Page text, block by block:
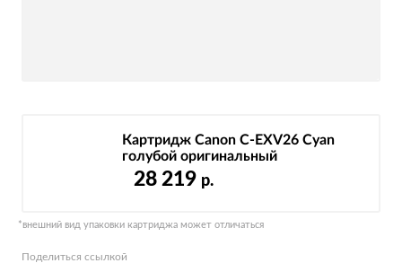
Картридж Canon C-EXV26 Cyan
голубой оригинальный
28 219 р.
*внешний вид упаковки картриджа может отличаться
Поделиться ссылкой